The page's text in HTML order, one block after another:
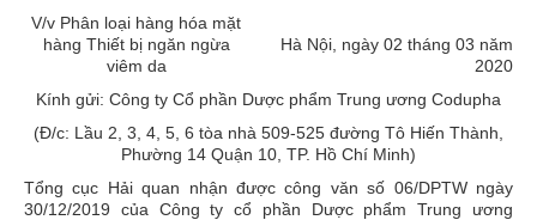
V/v Phân loại hàng hóa mặt
hàng Thiết bị ngăn ngừa
viêm da
Hà Nội, ngày 02 tháng 03 năm
2020
Kính gửi: Công ty Cổ phần Dược phẩm Trung ương Codupha
(Đ/c: Lầu 2, 3, 4, 5, 6 tòa nhà 509-525 đường Tô Hiến Thành,
Phường 14 Quận 10, TP. Hồ Chí Minh)
Tổng cục Hải quan nhận được công văn số 06/DPTW ngày
30/12/2019 của Công ty cổ phần Dược phẩm Trung ương